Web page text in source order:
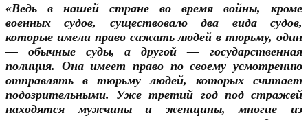
«Ведь в нашей стране во время войны, кроме
военных судов, существовало два вида судов,
которые имели право сажать людей в тюрьму, один
— обычные суды, а другой — государственная
полиция. Она имеет право по своему усмотрению
отправлять в тюрьму людей, которых считает
подозрительными. Уже третий год под стражей
находятся мужчины и женщины, многие из